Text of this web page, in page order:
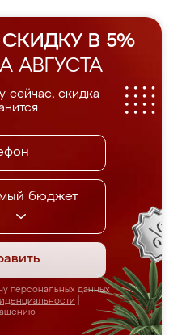
В 5%
АВГУСТА
сейчас, скидка
бюджет
персональных данных